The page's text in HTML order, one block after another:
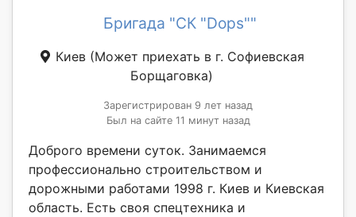
Бригада "СК "Dops""
Киев (Может приехать в г. Софиевская
Борщаговка)
Зарегистрирован 9 лет назад
Был на сайте 11 минут назад
Доброго времени суток. Занимаемся
профессионально строительством и
дорожными работами 1998 г. Киев и Киевская
область. Есть своя спецтехника и